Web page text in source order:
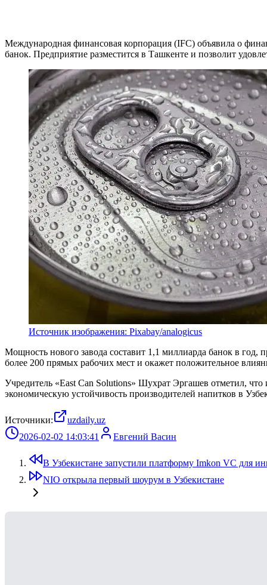
Международная финансовая корпорация (IFC) объявила о
банок. Предприятие разместится в Ташкенте и позволит
Источник изображения: Pixabay/analogicus
Мощность нового завода составит 1,1 миллиарда банок в год,
более 200 прямых рабочих мест и окажет положительное
Учредитель «East Can Solutions» Шухрат Эргашев отметил,
экономическую устойчивость производителей напитков в
Источники:
uzdaily.uz
2026-02-02 14:03:41
Евгений Васин
В Узбекистане запустили платформу Imkon VC для
NIO открыла первый шоурум в Узбекистане